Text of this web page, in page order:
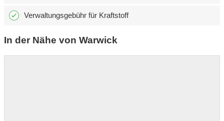
Verwaltungsgebühr für Kraftstoff
In der Nähe von Warwick